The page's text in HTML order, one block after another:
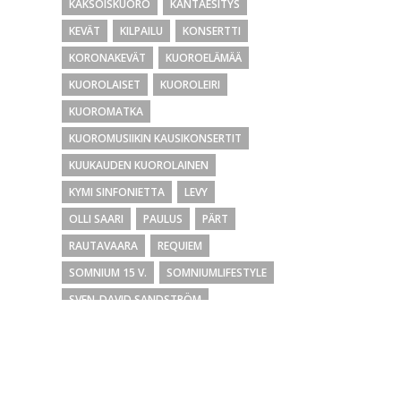
KAKSOISKUORO
KANTAESITYS
KEVÄT
KILPAILU
KONSERTTI
KORONAKEVÄT
KUOROELÄMÄÄ
KUOROLAISET
KUOROLEIRI
KUOROMATKA
KUOROMUSIIKIN KAUSIKONSERTIT
KUUKAUDEN KUOROLAINEN
KYMI SINFONIETTA
LEVY
OLLI SAARI
PAULUS
PÄRT
RAUTAVAARA
REQUIEM
SOMNIUM 15 V.
SOMNIUMLIFESTYLE
SVEN-DAVID SANDSTRÖM